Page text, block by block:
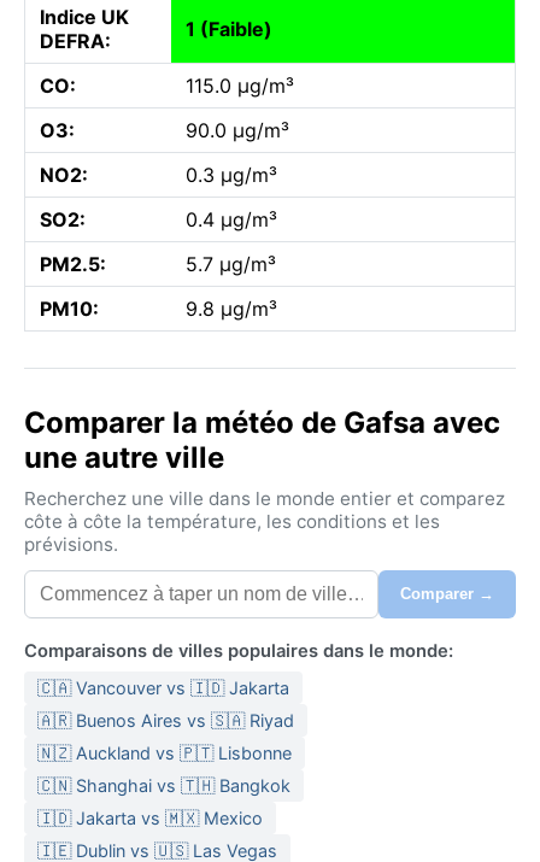
Indice UK
DEFRA:
1 (Faible)
CO:
115.0 µg/m³
O3:
90.0 µg/m³
NO2:
0.3 µg/m³
SO2:
0.4 µg/m³
PM2.5:
5.7 µg/m³
PM10:
9.8 µg/m³
Comparer la météo de Gafsa avec
une autre ville
Recherchez une ville dans le monde entier et comparez
côte à côte la température, les conditions et les
prévisions.
Comparer →
Comparaisons de villes populaires dans le monde:
🇨🇦 Vancouver vs 🇮🇩 Jakarta
🇦🇷 Buenos Aires vs 🇸🇦 Riyad
🇳🇿 Auckland vs 🇵🇹 Lisbonne
🇨🇳 Shanghai vs 🇹🇭 Bangkok
🇮🇩 Jakarta vs 🇲🇽 Mexico
🇮🇪 Dublin vs 🇺🇸 Las Vegas